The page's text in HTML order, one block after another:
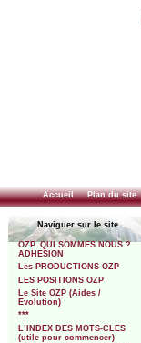
Accueil Plan du site
Naviguer sur le site
OZP. QUI SOMMES NOUS ?
ADHESION
Les PRODUCTIONS OZP
LES POSITIONS OZP
Le Site OZP (Aides /
Evolution)
***
L’INDEX DES MOTS-CLES
(utile pour commencer)